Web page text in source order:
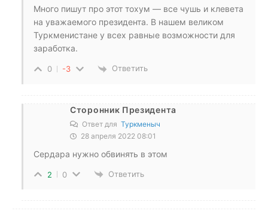
Много пишут про этот тохум — все чушь и клевета
на уважаемого президента. В нашем великом
Туркменистане у всех равные возможности для
заработка.
0 -3 Ответить
Сторонник Президента
Ответ для Туркменыч
28 апреля 2022 08:01
Сердара нужно обвинять в этом
2 0 Ответить